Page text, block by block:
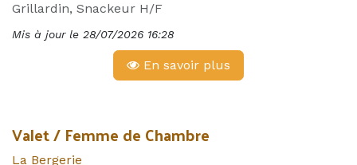
Grillardin, Snackeur H/F
Mis à jour le 28/07/2026 16:28
En savoir plus
Valet / Femme de Chambre
La Bergerie